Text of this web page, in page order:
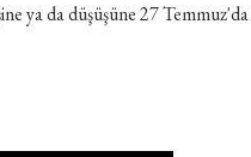
ya da düşüşüne 27 Temmuz'da